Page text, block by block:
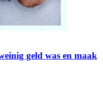
geld was en maak